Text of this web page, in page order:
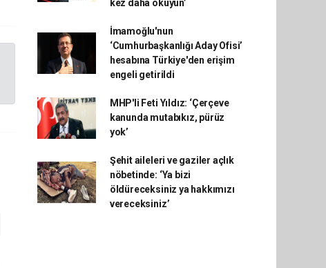
kez daha okuyun’
İmamoğlu'nun
‘Cumhurbaşkanlığı Aday Ofisi’
hesabına Türkiye'den erişim
engeli getirildi
MHP'li Feti Yıldız: ‘Çerçeve
kanunda mutabıkız, pürüz
yok’
Şehit aileleri ve gaziler açlık
nöbetinde: ‘Ya bizi
öldüreceksiniz ya hakkımızı
vereceksiniz’